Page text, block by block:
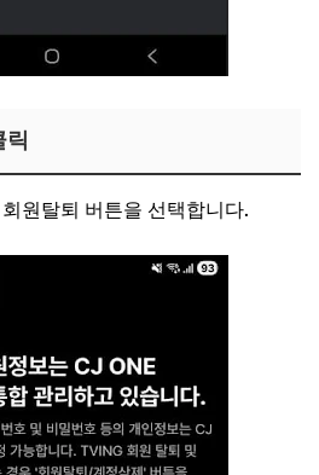
릭
원탈퇴 버튼을 선택합니다.